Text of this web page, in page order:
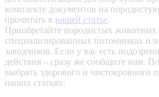
комплекте документов на
прочитать в нашей статье.
Приобретайте породистых животных
специализированных питомниках
заводчиков. Если у вас есть
действия – сразу же сообщите нам.
выбрать здорового и чистокровного
наших статьях: